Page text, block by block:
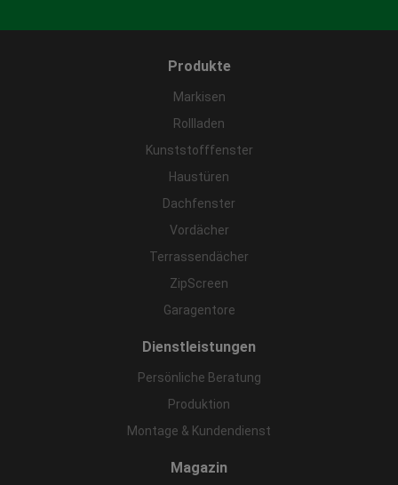
Produkte
Markisen
Rollladen
Kunststofffenster
Haustüren
Dachfenster
Vordächer
Terrassendächer
ZipScreen
Garagentore
Dienstleistungen
Persönliche Beratung
Produktion
Montage & Kundendienst
Magazin